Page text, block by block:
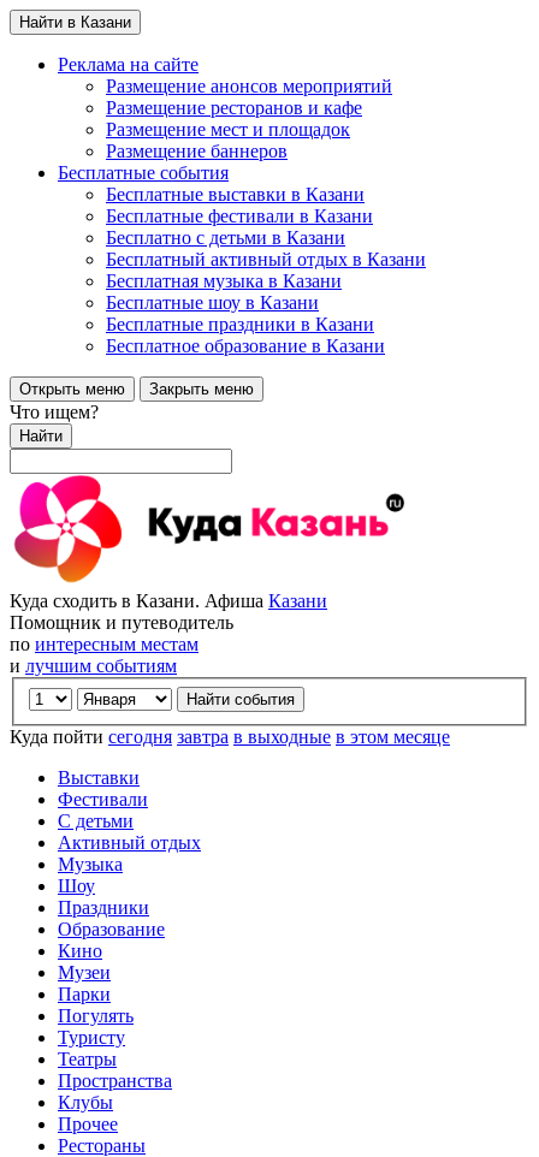
Найти в Казани
Реклама на сайте
Размещение анонсов мероприятий
Размещение ресторанов и кафе
Размещение мест и площадок
Размещение баннеров
Бесплатные события
Бесплатные выставки в Казани
Бесплатные фестивали в Казани
Бесплатно с детьми в Казани
Бесплатный активный отдых в Казани
Бесплатная музыка в Казани
Бесплатные шоу в Казани
Бесплатные праздники в Казани
Бесплатное образование в Казани
Открыть меню Закрыть меню
Что ищем?
Найти
Куда сходить в Казани. Афиша Казани
Помощник и путеводитель
по интересным местам
и лучшим событиям
Куда пойти сегодня завтра в выходные в этом месяце
Выставки
Фестивали
С детьми
Активный отдых
Музыка
Шоу
Праздники
Образование
Кино
Музеи
Парки
Погулять
Туристу
Театры
Пространства
Клубы
Прочее
Рестораны